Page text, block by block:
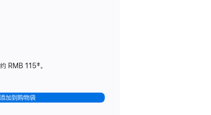
RMB 115‡。
添加到购物袋